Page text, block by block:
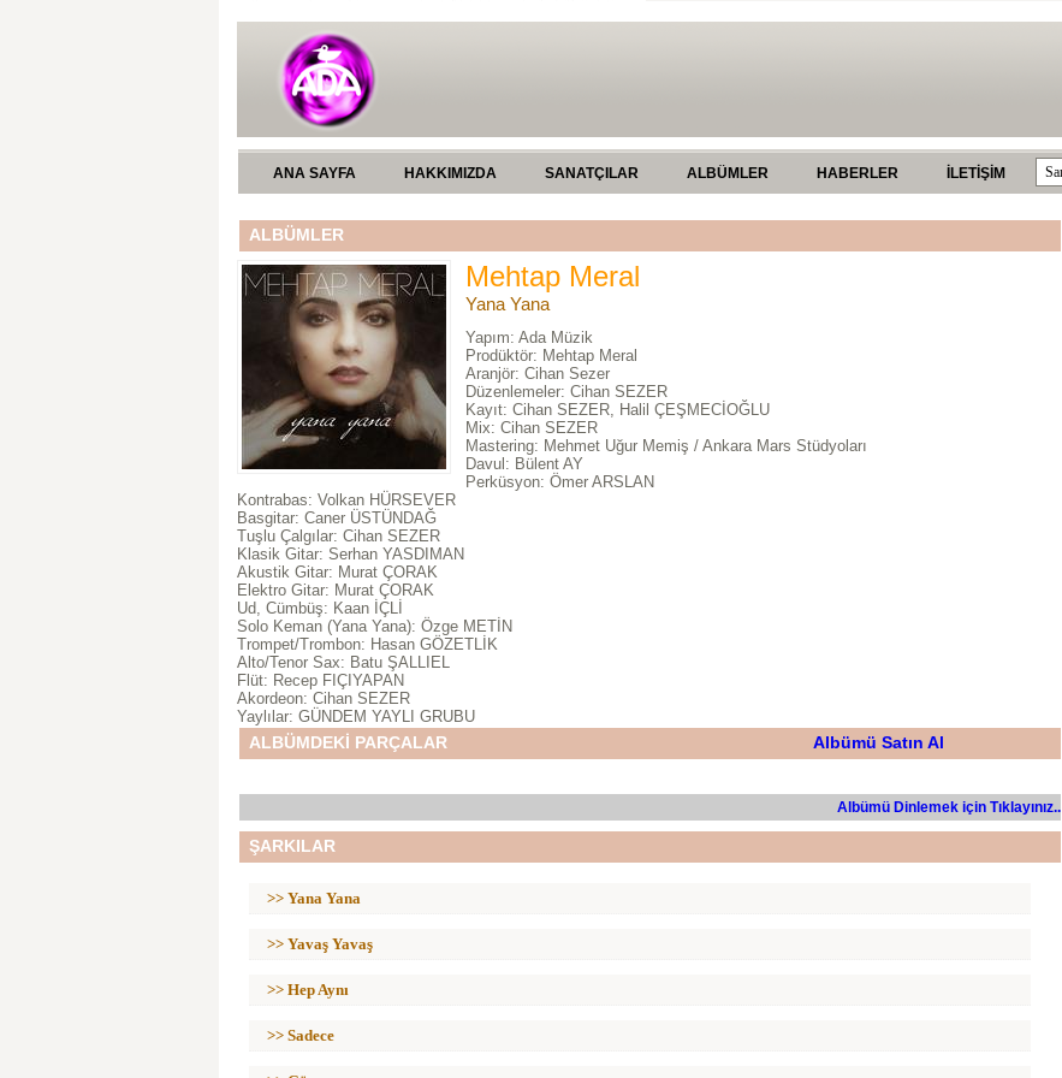
ANA SAYFA HAKKIMIZDA SANATÇILAR ALBÜMLER HABERLER İLETİŞİM
ALBÜMLER
Mehtap Meral
Yana Yana
Yapım: Ada Müzik
Prodüktör: Mehtap Meral
Aranjör: Cihan Sezer
Düzenlemeler: Cihan SEZER
Kayıt: Cihan SEZER, Halil ÇEŞMECİOĞLU
Mix: Cihan SEZER
Mastering: Mehmet Uğur Memiş / Ankara Mars Stüdyoları
Davul: Bülent AY
Perküsyon: Ömer ARSLAN
Kontrabas: Volkan HÜRSEVER
Basgitar: Caner ÜSTÜNDAĞ
Tuşlu Çalgılar: Cihan SEZER
Klasik Gitar: Serhan YASDIMAN
Akustik Gitar: Murat ÇORAK
Elektro Gitar: Murat ÇORAK
Ud, Cümbüş: Kaan İÇLİ
Solo Keman (Yana Yana): Özge METİN
Trompet/Trombon: Hasan GÖZETLİK
Alto/Tenor Sax: Batu ŞALLIEL
Flüt: Recep FIÇIYAPAN
Akordeon: Cihan SEZER
Yaylılar: GÜNDEM YAYLI GRUBU
ALBÜMDEKİ PARÇALAR Albümü Satın Al
Albümü Dinlemek için Tıklayınız..
ŞARKILAR
>> Yana Yana
>> Yavaş Yavaş
>> Hep Aynı
>> Sadece